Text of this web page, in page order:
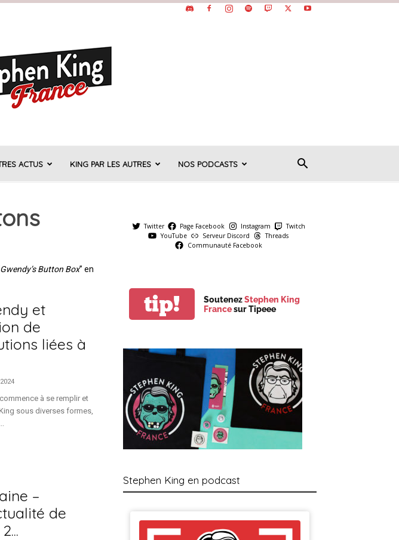
ACTUS KING PAR LES AUTRES NOS PODCASTS
Gwendy’s Button Box” en
et
de
liées à
à se remplir et
sous diverses formes,
–
de
Twitter Page Facebook Instagram
Twitch
YouTube
Serveur Discord
Threads
Communauté Facebook
tip! SoutenezStephen King
Francesur Tipeee
Stephen King en podcast